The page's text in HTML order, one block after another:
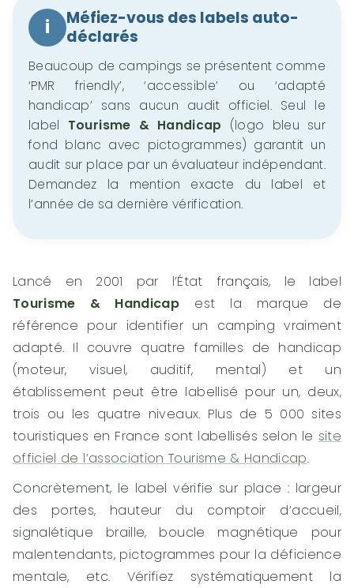
i
Méfiez-vous des labels auto-
déclarés
Beaucoup de campings se présentent comme
‘PMR friendly’, ‘accessible’ ou ‘adapté
handicap’ sans aucun audit officiel. Seul le
label Tourisme & Handicap (logo bleu sur
fond blanc avec pictogrammes) garantit un
audit sur place par un évaluateur indépendant.
Demandez la mention exacte du label et
l’année de sa dernière vérification.
Lancé en 2001 par l’État français, le label
Tourisme & Handicap est la marque de
référence pour identifier un camping vraiment
adapté. Il couvre quatre familles de handicap
(moteur, visuel, auditif, mental) et un
établissement peut être labellisé pour un, deux,
trois ou les quatre niveaux. Plus de 5 000 sites
touristiques en France sont labellisés selon le site
officiel de l’association Tourisme & Handicap.
Concrètement, le label vérifie sur place : largeur
des portes, hauteur du comptoir d’accueil,
signalétique braille, boucle magnétique pour
malentendants, pictogrammes pour la déficience
mentale, etc. Vérifiez systématiquement la